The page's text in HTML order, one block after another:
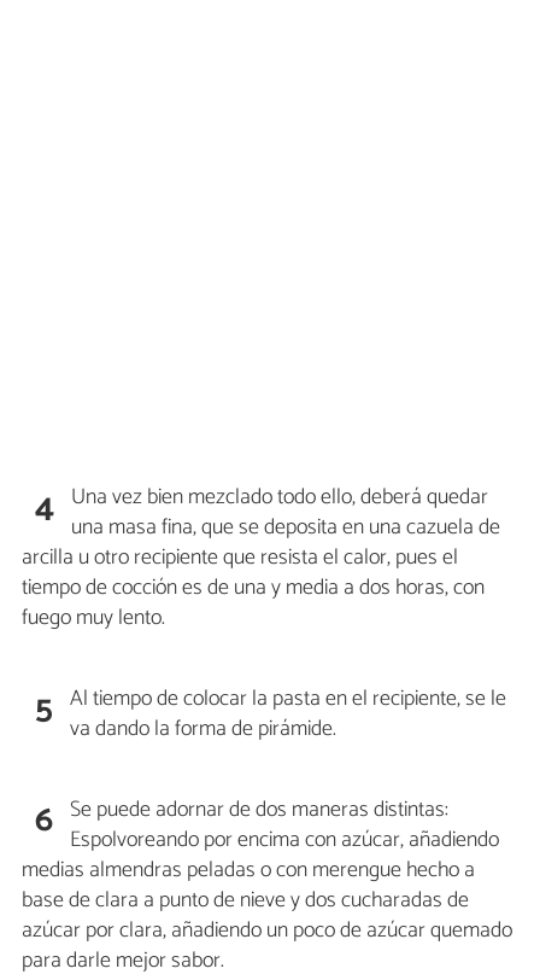
4 Una vez bien mezclado todo ello, deberá quedar
una masa fina, que se deposita en una cazuela de
arcilla u otro recipiente que resista el calor, pues el
tiempo de cocción es de una y media a dos horas, con
fuego muy lento.
5 Al tiempo de colocar la pasta en el recipiente, se le
va dando la forma de pirámide.
6 Se puede adornar de dos maneras distintas:
Espolvoreando por encima con azúcar, añadiendo
medias almendras peladas o con merengue hecho a
base de clara a punto de nieve y dos cucharadas de
azúcar por clara, añadiendo un poco de azúcar quemado
para darle mejor sabor.